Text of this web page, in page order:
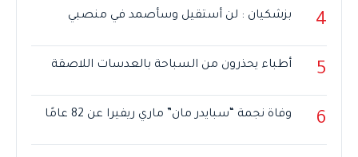
4 بزشكيان : لن أستقيل وسأصمد في منصبي
5 أطباء يحذرون من السباحة بالعدسات اللاصقة
6 وفاة نجمة “سبايدر مان” ماري ريفيرا عن 82 عامًا